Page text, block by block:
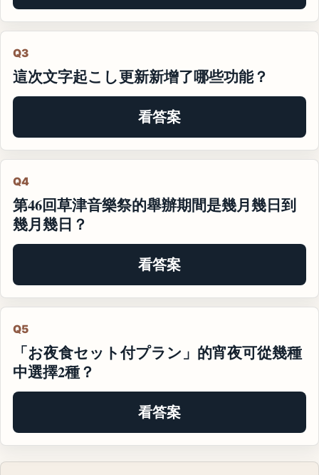
Q3
這次文字起こし更新新增了哪些功能？
看答案
Q4
第46回草津音樂祭的舉辦期間是幾月幾日到
幾月幾日？
看答案
Q5
「お夜食セット付プラン」的宵夜可從幾種
中選擇2種？
看答案